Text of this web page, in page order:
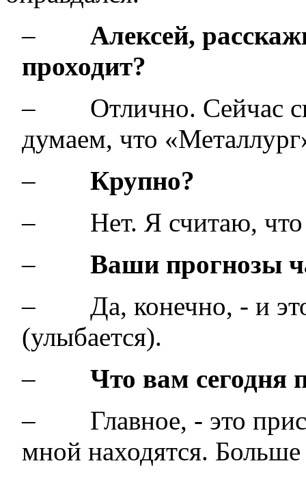
– Алексей,
проходит?
– Отлично. Сейчас
думаем, что
– Крупно?
– Нет. Я считаю, что с
– Ваши прогнозы
– Да, конечно, - и это
(улыбается).
– Что вам сегодня
– Главное, - это
мной находятся.